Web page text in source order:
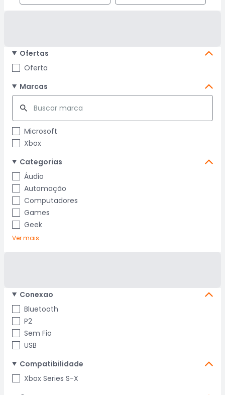
Ofertas
Oferta
Marcas
Microsoft
Xbox
Categorias
Áudio
Automação
Computadores
Games
Geek
Ver mais
Conexao
Bluetooth
P2
Sem Fio
USB
Compatibilidade
Xbox Series S-X